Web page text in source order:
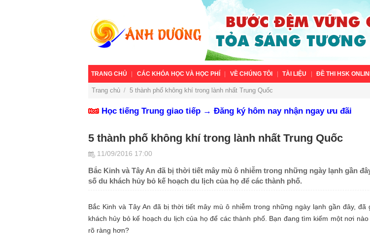
TRANG CHỦ CÁC KHÓA HỌC VÀ HỌC PHÍ VỀ CHÚNG TÔI TÀI LIỆU ĐỀ THI HSK
Trang chủ / 5 thành phố không khí trong lành nhất Trung Quốc
Học tiếng Trung giao tiếp → Đăng ký hôm nay nhận ngay ưu đãi
5 thành phố không khí trong lành nhất Trung Quốc
11/09/2016 17:00
Bắc Kinh và Tây An đã bị thời tiết mây mù ô nhiễm trong những ngày lạnh gần
số du khách hủy bỏ kế hoạch du lịch của họ để các thành phố.
Bắc Kinh và Tây An đã bị thời tiết mây mù ô nhiễm trong những ngày lạnh gần đây, đã
khách hủy bỏ kế hoạch du lịch của họ để các thành phố. Bạn đang tìm kiếm một nơi
rõ ràng hơn?